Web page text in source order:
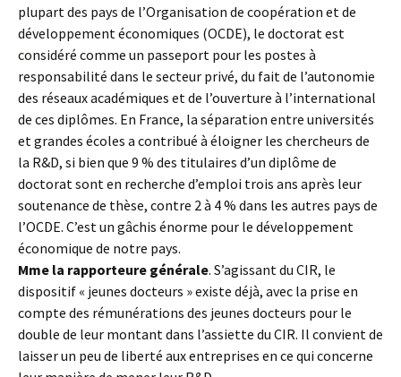
plupart des pays de l’Organisation de coopération et de
développement économiques (OCDE), le doctorat est
considéré comme un passeport pour les postes à
responsabilité dans le secteur privé, du fait de l’autonomie
des réseaux académiques et de l’ouverture à l’international
de ces diplômes. En France, la séparation entre universités
et grandes écoles a contribué à éloigner les chercheurs de
la R&D, si bien que 9 % des titulaires d’un diplôme de
doctorat sont en recherche d’emploi trois ans après leur
soutenance de thèse, contre 2 à 4 % dans les autres pays de
l’OCDE. C’est un gâchis énorme pour le développement
économique de notre pays.
Mme la rapporteure générale. S’agissant du CIR, le
dispositif « jeunes docteurs » existe déjà, avec la prise en
compte des rémunérations des jeunes docteurs pour le
double de leur montant dans l’assiette du CIR. Il convient de
laisser un peu de liberté aux entreprises en ce qui concerne